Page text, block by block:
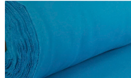
je
0,0
z
5
hvězdiček.